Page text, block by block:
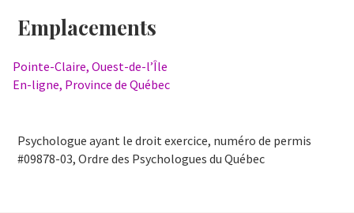
Emplacements
Pointe-Claire, Ouest-de-l’Île
En-ligne, Province de Québec
Psychologue ayant le droit exercice, numéro de permis
#09878-03, Ordre des Psychologues du Québec